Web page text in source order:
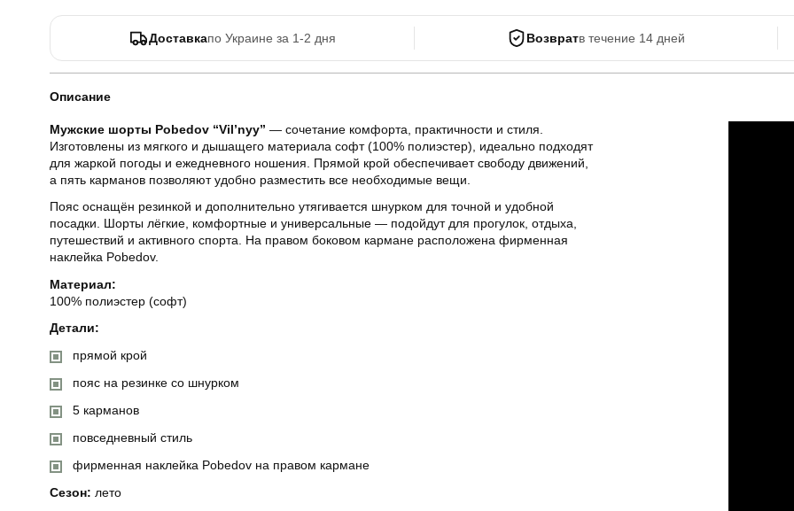
Доставкапо Украине за 1-2 дня Возвратв течение 14 дней
Описание
Мужские шорты Pobedov “Vil’nyy” — сочетание комфорта, практичности и стиля.
Изготовлены из мягкого и дышащего материала софт (100% полиэстер), идеально подходят
для жаркой погоды и ежедневного ношения. Прямой крой обеспечивает свободу движений,
а пять карманов позволяют удобно разместить все необходимые вещи.
Пояс оснащён резинкой и дополнительно утягивается шнурком для точной и удобной
посадки. Шорты лёгкие, комфортные и универсальные — подойдут для прогулок, отдыха,
путешествий и активного спорта. На правом боковом кармане расположена фирменная
наклейка Pobedov.
Материал:
100% полиэстер (софт)
Детали:
прямой крой
пояс на резинке со шнурком
5 карманов
повседневный стиль
фирменная наклейка Pobedov на правом кармане
Сезон: лето